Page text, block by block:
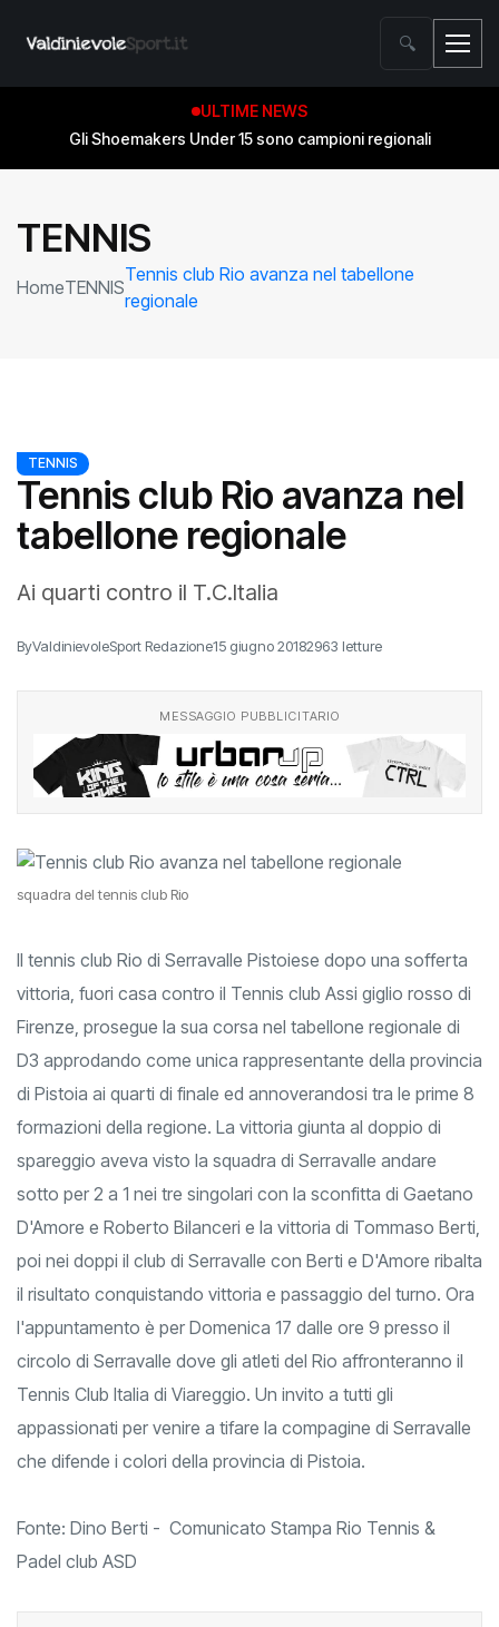
🔍
ULTIME NEWS
Gli Shoemakers Under 15 sono campioni regionali
TENNIS
HomeTENNIS
Tennis club Rio avanza nel tabellone
regionale
TENNIS
Tennis club Rio avanza nel
tabellone regionale
Ai quarti contro il T.C.Italia
ByValdinievoleSport Redazione15 giugno 20182963 letture
MESSAGGIO PUBBLICITARIO
squadra del tennis club Rio
Il tennis club Rio di Serravalle Pistoiese dopo una sofferta
vittoria, fuori casa contro il Tennis club Assi giglio rosso di
Firenze, prosegue la sua corsa nel tabellone regionale di
D3 approdando come unica rappresentante della provincia
di Pistoia ai quarti di finale ed annoverandosi tra le prime 8
formazioni della regione. La vittoria giunta al doppio di
spareggio aveva visto la squadra di Serravalle andare
sotto per 2 a 1 nei tre singolari con la sconfitta di Gaetano
D'Amore e Roberto Bilanceri e la vittoria di Tommaso Berti,
poi nei doppi il club di Serravalle con Berti e D'Amore ribalta
il risultato conquistando vittoria e passaggio del turno. Ora
l'appuntamento è per Domenica 17 dalle ore 9 presso il
circolo di Serravalle dove gli atleti del Rio affronteranno il
Tennis Club Italia di Viareggio. Un invito a tutti gli
appassionati per venire a tifare la compagine di Serravalle
che difende i colori della provincia di Pistoia.
Fonte: Dino Berti - Comunicato Stampa Rio Tennis &
Padel club ASD